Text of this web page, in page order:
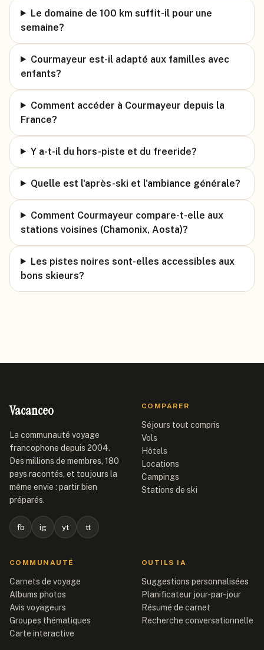
Le domaine de 100 km suffit-il pour une
semaine?
Courmayeur est-il adapté aux familles avec
enfants?
Comment accéder à Courmayeur depuis la
France?
Y a-t-il du hors-piste et du freeride?
Quelle est l'après-ski et l'ambiance générale?
Comment Courmayeur compare-t-elle aux
stations voisines (Chamonix, Aosta)?
Les pistes noires sont-elles accessibles aux
bons skieurs?
Vacanceo
La communauté voyage
francophone depuis 2004.
Des millions de membres, 180
pays racontés, et toujours la
même envie : partir bien
préparés.
fb ig yt tt
COMPARER
Séjours tout compris
Vols
Hôtels
Locations
Campings
Stations de ski
COMMUNAUTÉ
Carnets de voyage
Albums photos
Avis voyageurs
Groupes thématiques
Carte interactive
OUTILS IA
Suggestions personnalisées
Planificateur jour-par-jour
Résumé de carnet
Recherche conversationnelle